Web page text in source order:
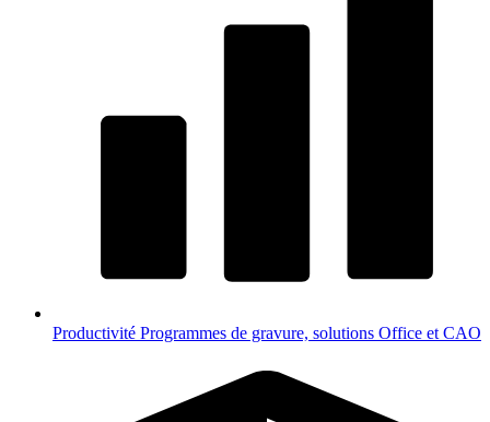
Productivité Programmes de gravure, solutions Office et CAO